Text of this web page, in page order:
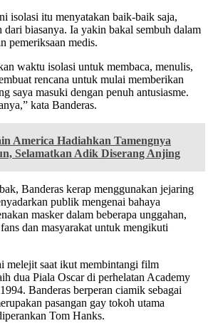
isolasi itu menyatakan baik-baik saja,
dari biasanya. Ia yakin bakal sembuh dalam
pemeriksaan medis.
waktu isolasi untuk membaca, menulis,
rencana untuk mulai memberikan
saya masuki dengan penuh antusiasme.
kata Banderas.
America Hadiahkan Tamengnya
Selamatkan Adik Diserang Anjing
Banderas kerap menggunakan jejaring
publik mengenai bahaya
masker dalam beberapa unggahan,
dan masyarakat untuk mengikuti
melejit saat ikut membintangi film
dua Piala Oscar di perhelatan Academy
Banderas berperan ciamik sebagai
pasangan gay tokoh utama
Tom Hanks.